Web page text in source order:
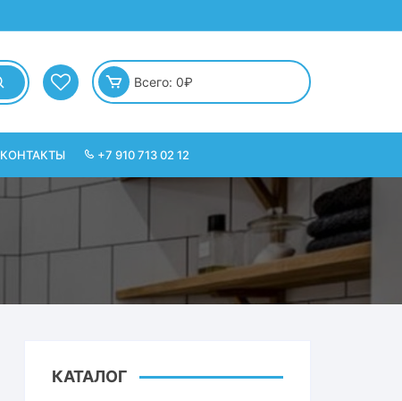
Всего: 0₽
КОНТАКТЫ +7 910 713 02 12
КАТАЛОГ